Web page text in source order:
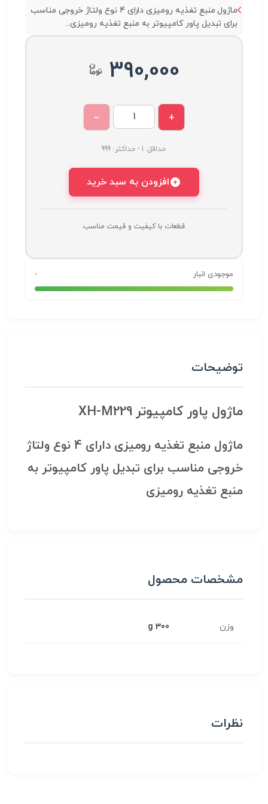
ماژول منبع تغذیه رومیزی دارای 4 نوع ولتاژ خروجی مناسب
برای تبدیل پاور کامپیوتر به منبع تغذیه رومیزی...
390,000
+
−
حداقل: 1 - حداکثر: 999
افزودن به سبد خرید
قطعات با کیفیت و قیمت مناسب
موجودی انبار -
توضیحات
ماژول پاور کامپیوتر XH-M229
ماژول منبع تغذیه رومیزی دارای 4 نوع ولتاژ
خروجی مناسب برای تبدیل پاور کامپیوتر به
منبع تغذیه رومیزی
مشخصات محصول
وزن 300 g
نظرات